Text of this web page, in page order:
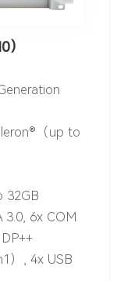
）
（up to
32GB
3.0, 6x COM
）, 4x USB